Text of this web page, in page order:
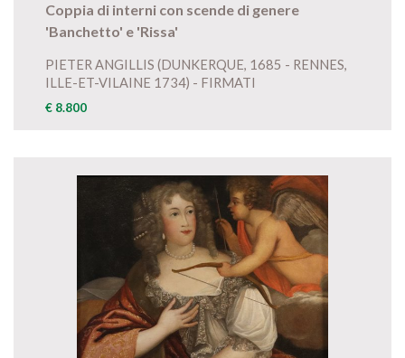
Coppia di interni con scende di genere
'Banchetto' e 'Rissa'
PIETER ANGILLIS (DUNKERQUE, 1685 - RENNES,
ILLE-ET-VILAINE 1734) - FIRMATI
€ 8.800